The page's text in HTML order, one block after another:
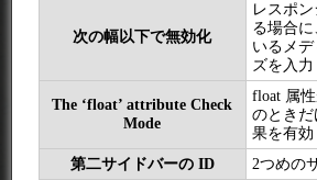
次の幅以下で無効化
レスポ
る場合に
いるメ
ズを入力
The ‘float’ attribute Check
Mode
float 属
のときだ
果を有効
第二サイドバーの ID
2つめの